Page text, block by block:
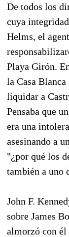
De todos los
cuya
Helms, el
Playa Girón.
la Casa Blanca
liquidar a
Pensaba que
era una
asesinando a
"¿por qué los
también a uno
John F.
sobre James
almorzó con él